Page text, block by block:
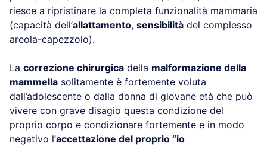
riesce a ripristinare la completa funzionalità mammaria
(capacità dell’allattamento, sensibilità del complesso
areola-capezzolo).
La correzione chirurgica della malformazione della
mammella solitamente è fortemente voluta
dall’adolescente o dalla donna di giovane età che può
vivere con grave disagio questa condizione del
proprio corpo e condizionare fortemente e in modo
negativo l’accettazione del proprio “io